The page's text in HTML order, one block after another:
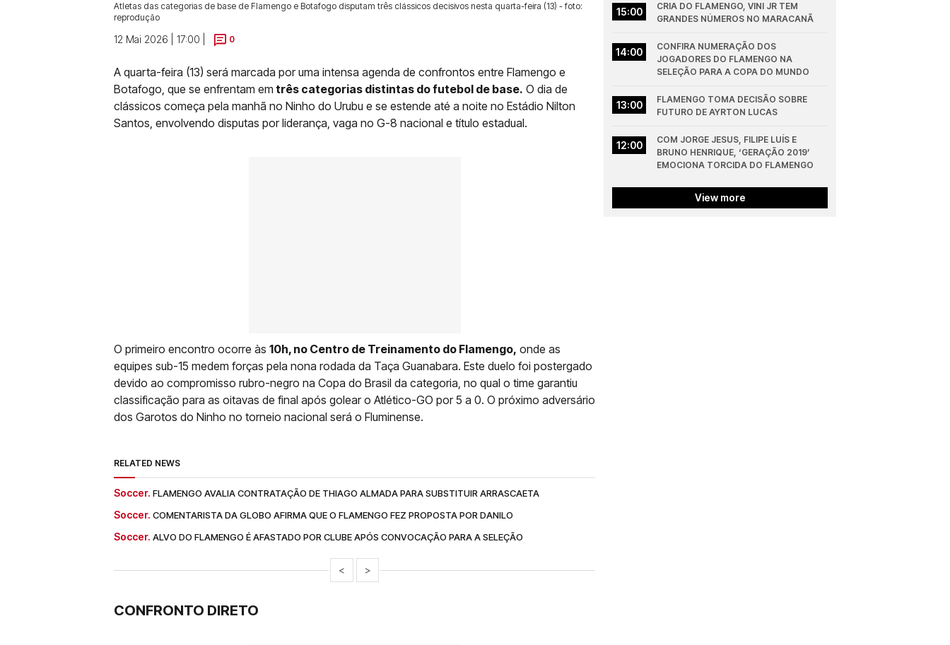
Atletas das categorias de base de Flamengo e Botafogo disputam três clássicos decisivos nesta quarta-feira (13) - foto:
reprodução
12 Mai 2026 | 17:00 | 0
A quarta-feira (13) será marcada por uma intensa agenda de confrontos entre Flamengo e
Botafogo, que se enfrentam em três categorias distintas do futebol de base. O dia de
clássicos começa pela manhã no Ninho do Urubu e se estende até a noite no Estádio Nilton
Santos, envolvendo disputas por liderança, vaga no G-8 nacional e título estadual.
O primeiro encontro ocorre às 10h, no Centro de Treinamento do Flamengo, onde as
equipes sub-15 medem forças pela nona rodada da Taça Guanabara. Este duelo foi postergado
devido ao compromisso rubro-negro na Copa do Brasil da categoria, no qual o time garantiu
classificação para as oitavas de final após golear o Atlético-GO por 5 a 0. O próximo adversário
dos Garotos do Ninho no torneio nacional será o Fluminense.
RELATED NEWS
Soccer. FLAMENGO AVALIA CONTRATAÇÃO DE THIAGO ALMADA PARA SUBSTITUIR ARRASCAETA
Soccer. COMENTARISTA DA GLOBO AFIRMA QUE O FLAMENGO FEZ PROPOSTA POR DANILO
Soccer. ALVO DO FLAMENGO É AFASTADO POR CLUBE APÓS CONVOCAÇÃO PARA A SELEÇÃO
< >
CONFRONTO DIRETO
15:00
CRIA DO FLAMENGO, VINI JR TEM
GRANDES NÚMEROS NO MARACANÃ
14:00
CONFIRA NUMERAÇÃO DOS
JOGADORES DO FLAMENGO NA
SELEÇÃO PARA A COPA DO MUNDO
13:00
FLAMENGO TOMA DECISÃO SOBRE
FUTURO DE AYRTON LUCAS
12:00
COM JORGE JESUS, FILIPE LUÍS E
BRUNO HENRIQUE, ‘GERAÇÃO 2019’
EMOCIONA TORCIDA DO FLAMENGO
View more